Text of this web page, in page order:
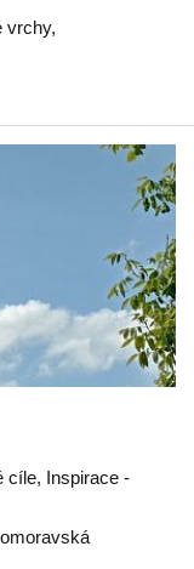
vrchy,
cíle, Inspirace -